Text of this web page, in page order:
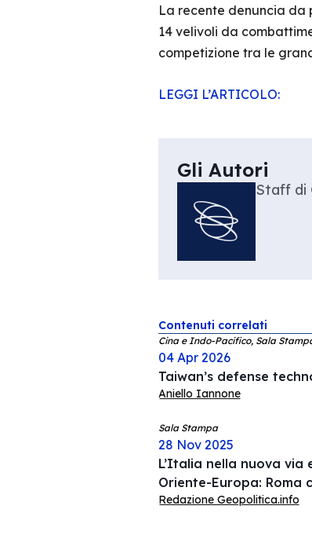
La recente denuncia da
14 velivoli da
competizione tra le
LEGGI L’ARTICOLO:
Gli Autori
Staff di
Contenuti correlati
Cina e Indo-Pacifico, Sala
04 Apr 2026
Taiwan’s defense
Aniello Iannone
Sala Stampa
28 Nov 2025
L’Italia nella nuova
Oriente-Europa:
Redazione Geopolitica.info